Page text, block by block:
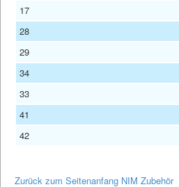
17
28
29
34
33
41
42
Zurück zum Seitenanfang NIM Zubehör